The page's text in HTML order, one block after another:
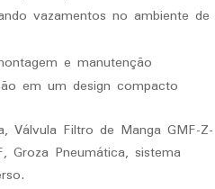
vazamentos no ambiente de
e manutenção
em um design compacto
Válvula Filtro de Manga GMF-Z-
Groza Pneumática, sistema